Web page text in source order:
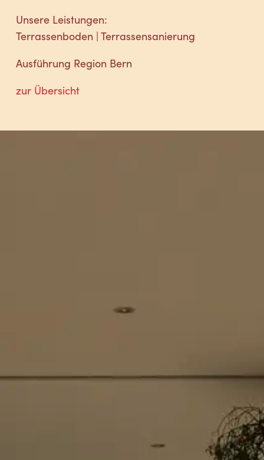
Unsere Leistungen:
Terrassenboden | Terrassensanierung
Ausführung Region Bern
zur Übersicht